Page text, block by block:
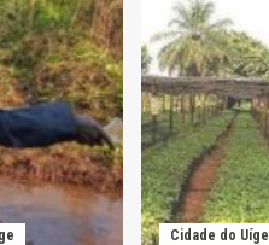
Cidade do Uíge